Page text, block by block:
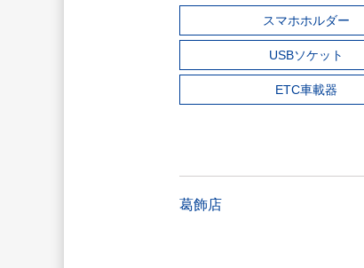
スマホホルダー
USBソケット
ETC車載器
葛飾店